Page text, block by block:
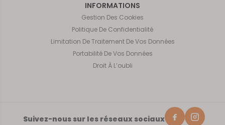
INFORMATIONS
Gestion Des Cookies
Politique De Confidentialité
Limitation De Traitement De Vos Données
Portabilité De Vos Données
Droit À L’oubli
Suivez-nous sur les réseaux sociaux